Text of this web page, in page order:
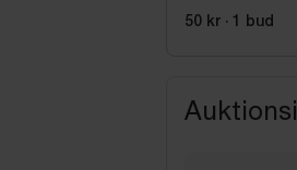
50 kr · 1 bud